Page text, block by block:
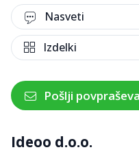
Nasveti
Izdelki
Pošlji
Ideoo d.o.o.